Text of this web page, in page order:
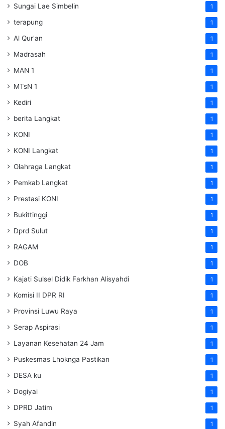
Sungai Lae Simbelin 1
terapung 1
Al Qur'an 1
Madrasah 1
MAN 1 1
MTsN 1 1
Kediri 1
berita Langkat 1
KONI 1
KONI Langkat 1
Olahraga Langkat 1
Pemkab Langkat 1
Prestasi KONI 1
Bukittinggi 1
Dprd Sulut 1
RAGAM 1
DOB 1
Kajati Sulsel Didik Farkhan Alisyahdi 1
Komisi II DPR RI 1
Provinsi Luwu Raya 1
Serap Aspirasi 1
Layanan Kesehatan 24 Jam 1
Puskesmas Lhoknga Pastikan 1
DESA ku 1
Dogiyai 1
DPRD Jatim 1
Syah Afandin 1